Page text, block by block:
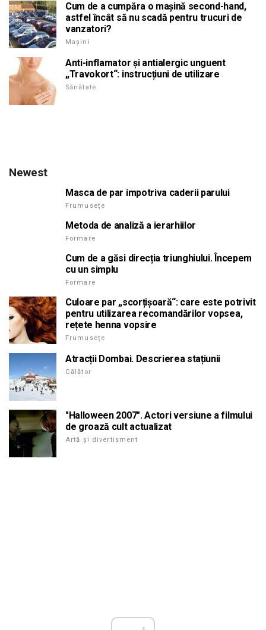
Cum de a cumpăra o mașină second-hand,
astfel încât să nu scadă pentru trucuri de
vanzatori?
Mașini
Anti-inflamator și antialergic unguent
„Travokort“: instrucțiuni de utilizare
Sănătate
Newest
Masca de par impotriva caderii parului
Frumusețe
Metoda de analiză a ierarhiilor
Formare
Cum de a găsi direcția triunghiului. Începem
cu un simplu
Formare
Culoare par „scorțișoară“: care este potrivit
pentru utilizarea recomandărilor vopsea,
rețete henna vopsire
Frumusețe
Atracții Dombai. Descrierea stațiunii
Călător
"Halloween 2007". Actori versiune a filmului
de groază cult actualizat
Artă și divertisment